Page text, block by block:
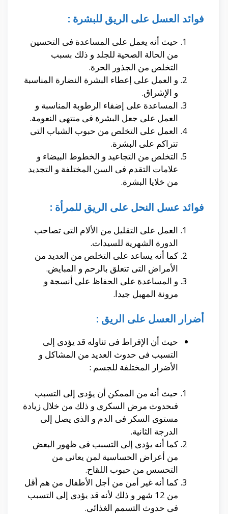
فوائد العسل على الريق للبشرة :
حيث أنه يعمل على المساعدة فى التحسين
من الحالة الصحية للجلد و ذلك بسبب
التخلص من الجذور الحرة.
و العمل على إعطاء البشرة النضارة المناسبة
و الإشراق.
المساعدة على إضفاء الرطوبة المناسبة و
العمل على جعل البشرة فى منتهى النعومة.
العمل على التخلص من حبوب الشباب التى
تتراكم على البشرة.
التخلص من التجاعيد و الخطوط البيضاء و
علامات التقدم فى السن المختلفة و التجديد
من خلايا البشرة.
فوائد عسل النحل على الريق للمرأة :
العمل على التقليل من الألام التى تصاحب
الدورة الشهرية للسيدات.
كما أنه يساعد على التخلص من العديد من
الأمراض التى تتعلق بالرحم و المبايض.
و المساعدة على الحفاظ على أنسجة و
مرونة المهبل جيدا.
أضرار العسل على الريق :
حيث أن الإفراط فى تناوله قد يؤدى إلى
التسبب فى حدوث العديد من المشاكل و
الأضرار المختلفة للجسم :
حيث أنه من الممكن أن يؤدى إلى التسبب
فىحدوث مرض السكرى و ذلك من خلال زيادة
مستوى السكر فى الدم و الذى يصل إلى
الدرجة الثانية.
كما أنه يؤدى إلى التسبب فى ظهور البعض
من أعراض الحساسية لمن يعانى من
التحسس من حبوب اللقاح.
كما أنه غير أمن من أجل الأطفال من هم أقل
من 12 شهر و ذلك لأنه قد يؤدى إلى التسبب
فى حدوث التسمم الغذائى.